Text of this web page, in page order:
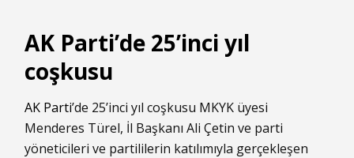
AK Parti’de 25’inci yıl
coşkusu
AK Parti’de 25’inci yıl coşkusu MKYK üyesi
Menderes Türel, İl Başkanı Ali Çetin ve parti
yöneticileri ve partililerin katılımıyla gerçekleşen